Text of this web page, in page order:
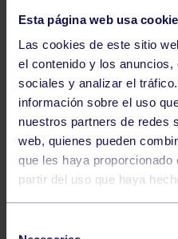
Esta página web usa
Las cookies de este sitio
el contenido y los
sociales y analizar el
información sobre el uso
nuestros partners de redes
web, quienes pueden
que les haya proporcionado
partir del uso que haya
686 687 688